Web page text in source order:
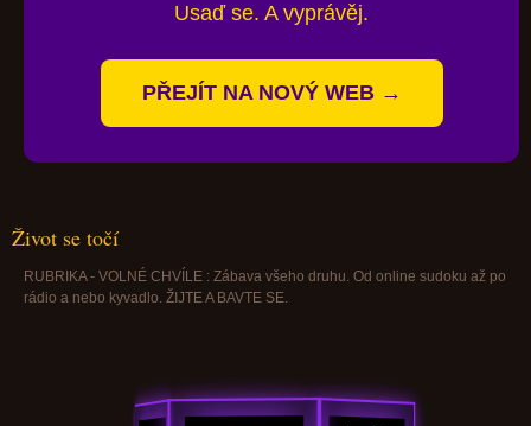
Usaď se. A vyprávěj.
PŘEJÍT NA NOVÝ WEB →
Život se točí
RUBRIKA - VOLNÉ CHVÍLE : Zábava všeho druhu. Od online sudoku až po
rádio a nebo kyvadlo. ŽIJTE A BAVTE SE.